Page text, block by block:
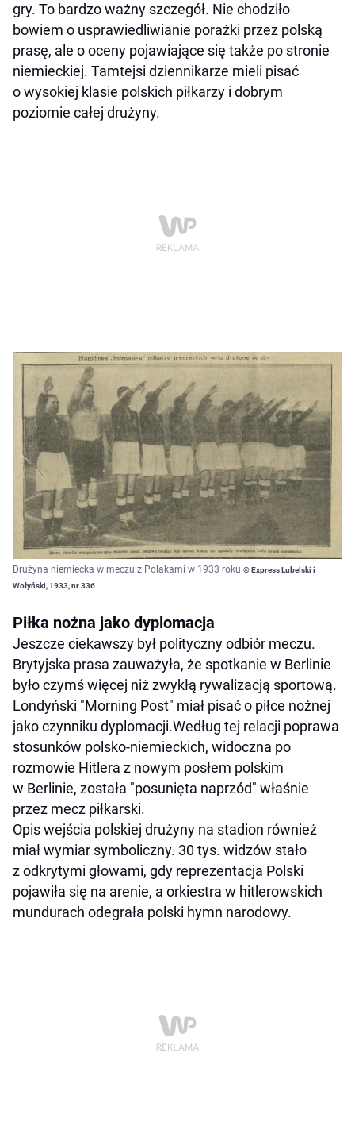
gry. To bardzo ważny szczegół. Nie chodziło
bowiem o usprawiedliwianie porażki przez polską
prasę, ale o oceny pojawiające się także po stronie
niemieckiej. Tamtejsi dziennikarze mieli pisać
o wysokiej klasie polskich piłkarzy i dobrym
poziomie całej drużyny.
Drużyna niemiecka w meczu z Polakami w 1933 roku © Express Lubelski i
Wołyński, 1933, nr 336
Piłka nożna jako dyplomacja
Jeszcze ciekawszy był polityczny odbiór meczu.
Brytyjska prasa zauważyła, że spotkanie w Berlinie
było czymś więcej niż zwykłą rywalizacją sportową.
Londyński "Morning Post" miał pisać o piłce nożnej
jako czynniku dyplomacji.Według tej relacji poprawa
stosunków polsko-niemieckich, widoczna po
rozmowie Hitlera z nowym posłem polskim
w Berlinie, została "posunięta naprzód" właśnie
przez mecz piłkarski.
Opis wejścia polskiej drużyny na stadion również
miał wymiar symboliczny. 30 tys. widzów stało
z odkrytymi głowami, gdy reprezentacja Polski
pojawiła się na arenie, a orkiestra w hitlerowskich
mundurach odegrała polski hymn narodowy.